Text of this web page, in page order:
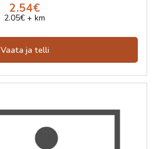
2.54€
2.05€ + km
Vaata ja telli